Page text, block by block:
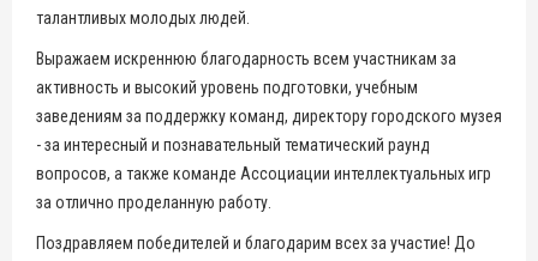
талантливых молодых людей.
Выражаем искреннюю благодарность всем участникам за
активность и высокий уровень подготовки, учебным
заведениям за поддержку команд, директору городского музея
- за интересный и познавательный тематический раунд
вопросов, а также команде Ассоциации интеллектуальных игр
за отлично проделанную работу.
Поздравляем победителей и благодарим всех за участие! До